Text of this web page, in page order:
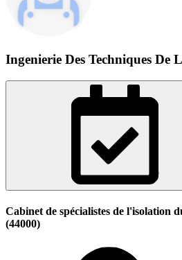
Ingenierie Des Techniques De
Cabinet de spécialistes de l'isolation
(44000)